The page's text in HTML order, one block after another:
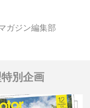
公開されたので紹
ガジン編集部
別企画